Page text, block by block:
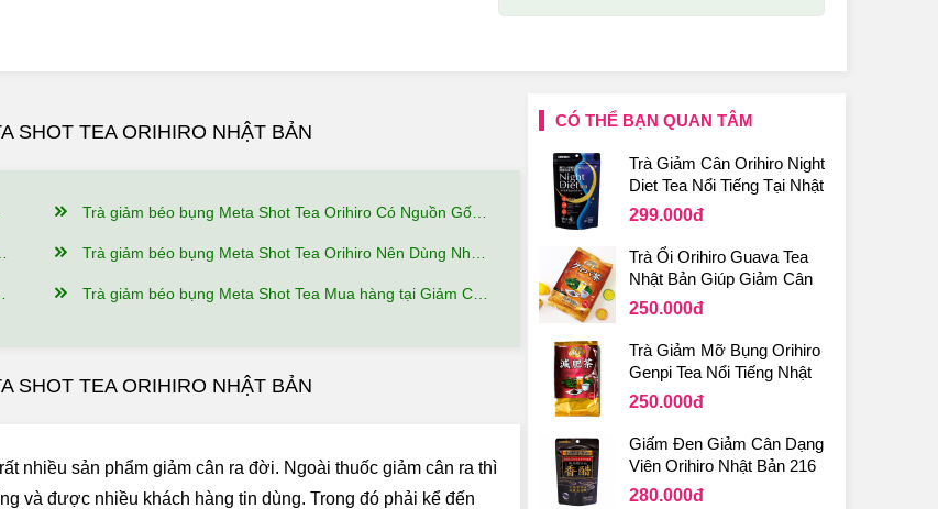
SHOT TEA ORIHIRO NHẬT BẢN
Trà giảm béo bụng Meta Shot Tea Orihiro Có Nguồn Gốc Xuất Xứ Từ Đâu, Thành Phần Như Thế Nào?
Trà giảm béo bụng Meta Shot Tea Orihiro Nên Dùng Như Thế Nào Để Hiệu Quả?
Trà giảm béo bụng Meta Shot Tea Mua hàng tại Giảm Cân An Toàn có ưu đãi gì?
SHOT TEA ORIHIRO NHẬT BẢN
nhiều sản phẩm giảm cân ra đời. Ngoài thuốc giảm cân ra thì
và được nhiều khách hàng tin dùng. Trong đó phải kể đến
CÓ THỂ BẠN QUAN TÂM
Trà Giảm Cân Orihiro Night
Diet Tea Nổi Tiếng Tại Nhật
Bản
299.000đ
Trà Ổi Orihiro Guava Tea
Nhật Bản Giúp Giảm Cân
An Toàn
250.000đ
Trà Giảm Mỡ Bụng Orihiro
Genpi Tea Nổi Tiếng Nhật
Bản
250.000đ
Giấm Đen Giảm Cân Dạng
Viên Orihiro Nhật Bản 216
Viên
280.000đ